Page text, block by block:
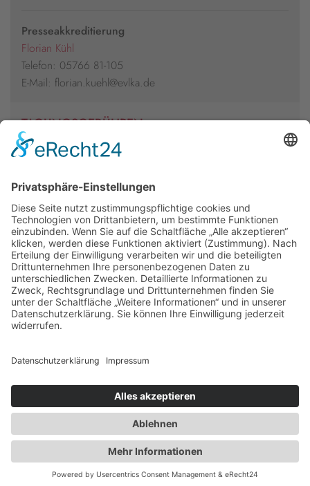
Presseakkreditierung
Florian Kühl
Telefon: 05766 81-105
E-Mail: florian.kuehl@evlka.de
TAGUNGSGEBÜHREN
weitere Informationen
Newsletter
Presse
Anfahrt
Partner
Schutzkonzept
Datenschutz
Impressum